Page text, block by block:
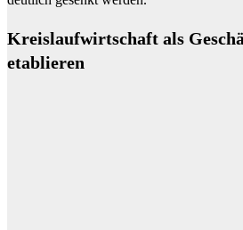
Kreislaufwirtschaft als
etablieren